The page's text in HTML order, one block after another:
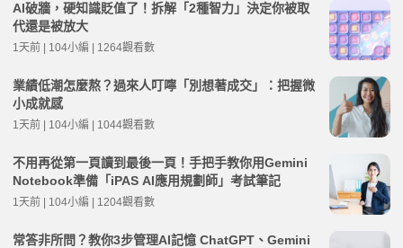
AI破牆，硬知識貶值了！拆解「2種智力」決定你被取
代還是被放大
1天前 | 104小編 | 1264觀看數
業績低潮怎麼熬？過來人叮嚀「別想著成交」：把握微
小成就感
1天前 | 104小編 | 1044觀看數
不用再從第一頁讀到最後一頁！手把手教你用Gemini
Notebook準備「iPAS AI應用規劃師」考試筆記
1天前 | 104小編 | 1204觀看數
常答非所問？教你3步管理AI記憶 ChatGPT、Gemini